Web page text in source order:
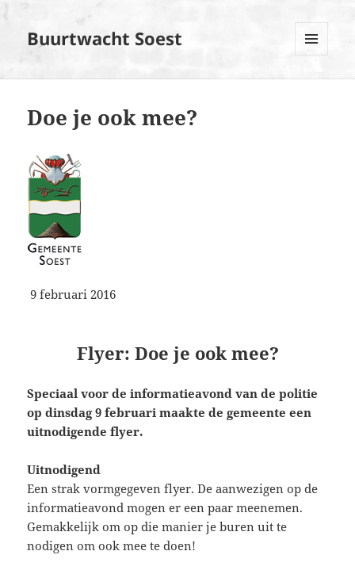
Buurtwacht Soest
EN
Doe je ook mee?
9 februari 2016
Flyer: Doe je ook mee?
Speciaal voor de informatieavond van de politie
op dinsdag 9 februari maakte de gemeente een
uitnodigende flyer.
Uitnodigend
Een strak vormgegeven flyer. De aanwezigen op de
informatieavond mogen er een paar meenemen.
Gemakkelijk om op die manier je buren uit te
nodigen om ook mee te doen!